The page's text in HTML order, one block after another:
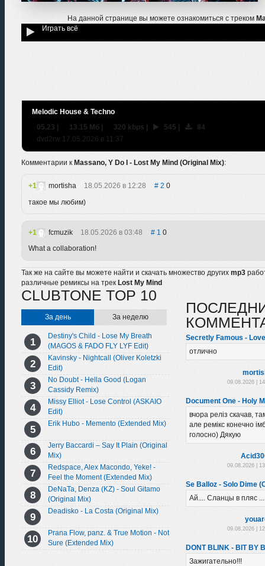
На данной странице вы можете ознакомиться с треком
Играть всё
Melodic House & Techno
05.23 | 13.15 Мб | 320 kbps | 545 |
84
dvd2rw 17.05.2026 в 11:37
Комментарии к Massano, Y Do I - Lost My Mind (Original Mix):
1 mortisha 18.05.2026 в 12:28 2 0
такое мы любим)
1 fcmuzik 18.05.2026 в 03:48 1 0
What a collaboration!
Так же на сайте вы можете найти и скачать множество других mp3
различные ремиксы на трек Lost My Mind
CLUBTONE TOP 10
За день За неделю
Destiny's Child - Lose My Breath
(MAGOS & FADO FLY LYF Edit)
Kavinsky - Nightcall (Oliver Koletzki
Edit)
No Doubt - Hella Good (Logan
Cassidy Remix)
Missy Elliot - Lose Control (ASKAIO
Edit)
Erik Hubo - Memento (Extended Mix)
Jerry Baccardi – Say It Plain (Original
Mix)
Redspace, Alex Macondo, Yeke! -
Feel the Moment (Extended Mix)
DeNaTa, Denza (KZ) - Soul Gitamo
(Original Mix)
Deadisko - La Costa (Original Mix)
Prana Flow, panz. & True Motion - Not
Sure (Extended Mix)
Secretly Famous -
отлично
09.08.2026 |
Document One - Holy
вчора реліз скачав,
але ремікс конечно
голосно) Дякую
09.08.2026 |
Se Balloz - Solo Dime
Ай.... Сланцы в пляс ...
09.08.2026 |
DONT BLINK - BIT BY
Зажигательно!!!